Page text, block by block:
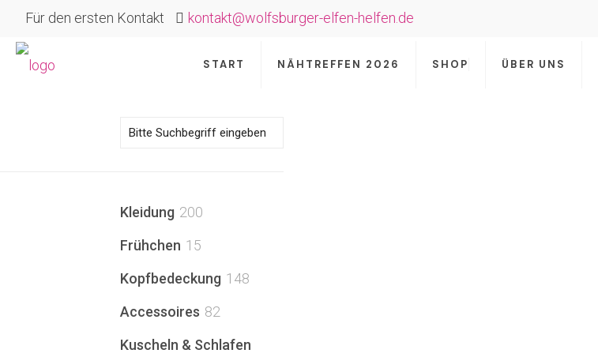
Für den ersten Kontakt kontakt@wolfsburger-elfen-helfen.de
START NÄHTREFFEN 2026 SHOP ÜBER UNS
Kleidung 200
Frühchen 15
Kopfbedeckung 148
Accessoires 82
Kuscheln & Schlafen